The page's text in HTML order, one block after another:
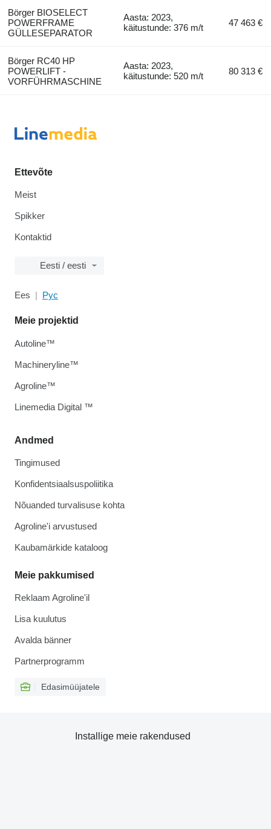
Börger BIOSELECT
POWERFRAME
GÜLLESEPARATOR
Aasta: 2023,
käitustunde: 376 m/t
47 463 €
Börger RC40 HP
POWERLIFT -
VORFÜHRMASCHINE
Aasta: 2023,
käitustunde: 520 m/t
80 313 €
Ettevõte
Meist
Spikker
Kontaktid
Eesti / eesti
Ees Рус
Andmed
Tingimused
Konfidentsiaalsuspoliitika
Nõuanded turvalisuse kohta
Agroline'i arvustused
Kaubamärkide kataloog
Meie pakkumised
Reklaam Agroline'il
Lisa kuulutus
Avalda bänner
Partnerprogramm
Edasimüüjatele
Meie projektid
Autoline™
Machineryline™
Agroline™
Linemedia Digital ™
Installige meie rakendused